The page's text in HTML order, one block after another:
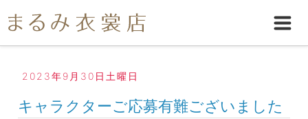
2023年9月30日土曜日
キャラクターご応募有難ございました